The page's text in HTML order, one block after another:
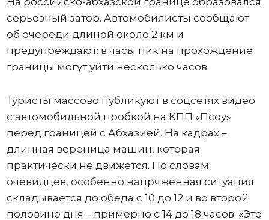
серьезный затор. Автомобилисты сообщают
об очереди длиной около 2 км и
предупреждают: в часы пик на прохождение
границы могут уйти несколько часов.
Туристы массово публикуют в соцсетях видео
с автомобильной пробкой на КПП «Псоу»
перед границей с Абхазией. На кадрах –
длинная вереница машин, которая
практически не движется. По словам
очевидцев, особенно напряженная ситуация
складывается до обеда с 10 до 12 и во второй
половине дня – примерно с 14 до 18 часов. «Это